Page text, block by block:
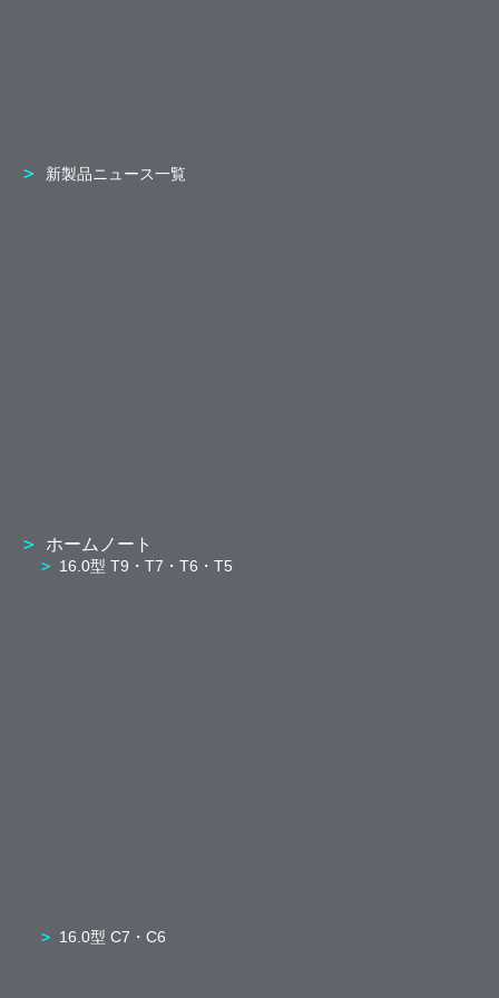
新製品ニュース一覧
ホームノート
16.0型 T9・T7・T6・T5
16.0型 C7・C6